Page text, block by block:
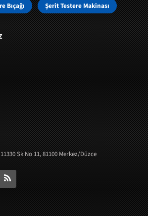
Bıçağı Şerit Testere Makinası
Sk No 11, 81100 Merkez/Düzce